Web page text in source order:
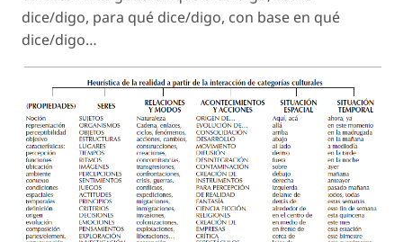
dice/digo, para qué dice/digo, con base en qué
dice/digo…